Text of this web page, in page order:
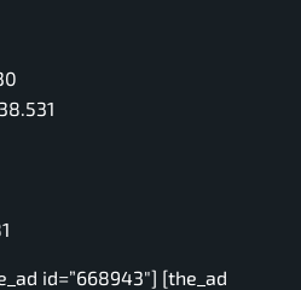
id=”668943″] [the_ad